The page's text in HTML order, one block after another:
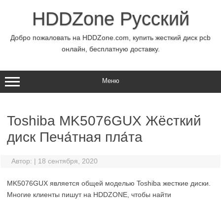
содержимомуHDDZone Русский
Добро пожаловать на HDDZone.com, купить жесткий диск pcb
онлайн, бесплатную доставку.
Меню
Toshiba MK5076GUX Жёсткий
диск Печа́тная пла́та
Автор: | 18 сентября, 2020
MK5076GUX является общей моделью Toshiba жесткие диски.
Многие клиенты пишут на HDDZONE, чтобы найти